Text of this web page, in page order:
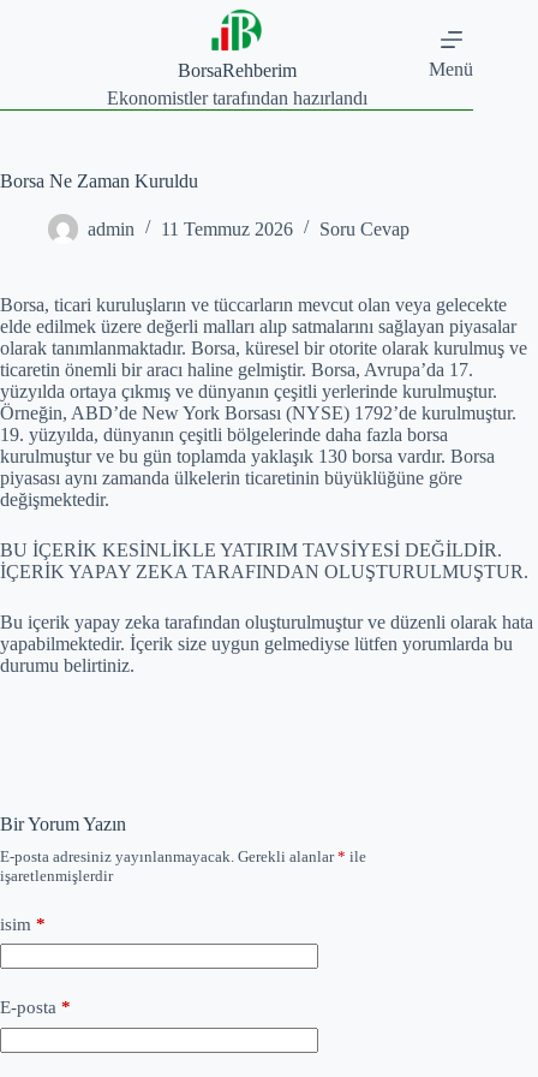
BorsaRehberim
Ekonomistler tarafından hazırlandı
Menü
Borsa Ne Zaman Kuruldu
admin 11 Temmuz 2026 Soru Cevap
Borsa, ticari kuruluşların ve tüccarların mevcut olan veya gelecekte
elde edilmek üzere değerli malları alıp satmalarını sağlayan piyasalar
olarak tanımlanmaktadır. Borsa, küresel bir otorite olarak kurulmuş ve
ticaretin önemli bir aracı haline gelmiştir. Borsa, Avrupa’da 17.
yüzyılda ortaya çıkmış ve dünyanın çeşitli yerlerinde kurulmuştur.
Örneğin, ABD’de New York Borsası (NYSE) 1792’de kurulmuştur.
19. yüzyılda, dünyanın çeşitli bölgelerinde daha fazla borsa
kurulmuştur ve bu gün toplamda yaklaşık 130 borsa vardır. Borsa
piyasası aynı zamanda ülkelerin ticaretinin büyüklüğüne göre
değişmektedir.
BU İÇERİK KESİNLİKLE YATIRIM TAVSİYESİ DEĞİLDİR.
İÇERİK YAPAY ZEKA TARAFINDAN OLUŞTURULMUŞTUR.
Bu içerik yapay zeka tarafından oluşturulmuştur ve düzenli olarak hata
yapabilmektedir. İçerik size uygun gelmediyse lütfen yorumlarda bu
durumu belirtiniz.
Bir Yorum Yazın
E-posta adresiniz yayınlanmayacak. Gerekli alanlar* ile
işaretlenmişlerdir
isim *
E-posta *